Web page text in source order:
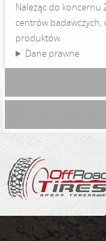
Należąc do koncernu
centrów badawczych,
produktów.
Dane prawne